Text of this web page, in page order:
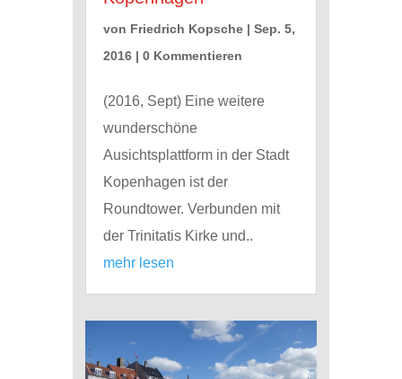
von Friedrich Kopsche| Sep. 5,
2016| 0 Kommentieren
(2016, Sept) Eine weitere
wunderschöne
Ausichtsplattform in der Stadt
Kopenhagen ist der
Roundtower. Verbunden mit
der Trinitatis Kirke und..
mehr lesen